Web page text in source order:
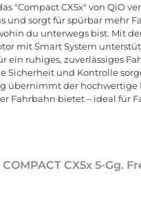
"Compact CX5x" von QiO
und sorgt für spürbar mehr
du unterwegs bist. Mit
mit Smart System
ein ruhiges, zuverlässiges
Sicherheit und Kontrolle
übernimmt der hochwertige
Fahrbahn bietet – ideal für
CX5x 5-Gg.